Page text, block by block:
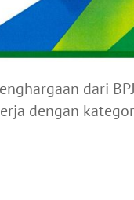
dari
dengan